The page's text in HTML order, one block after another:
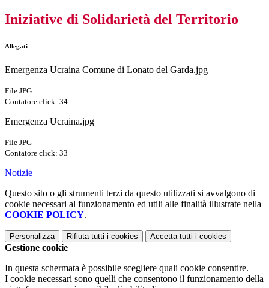
Iniziative di Solidarietà del Territorio
Allegati
Emergenza Ucraina Comune di Lonato del Garda.jpg
File JPG
Contatore click: 34
Emergenza Ucraina.jpg
File JPG
Contatore click: 33
Notizie
Questo sito o gli strumenti terzi da questo utilizzati si avvalgono di
cookie necessari al funzionamento ed utili alle finalità illustrate nella
COOKIE POLICY.
Personalizza Rifiuta tutti i cookies Accetta tutti i cookies
Gestione cookie
In questa schermata è possibile scegliere quali cookie consentire.
I cookie necessari sono quelli che consentono il funzionamento della